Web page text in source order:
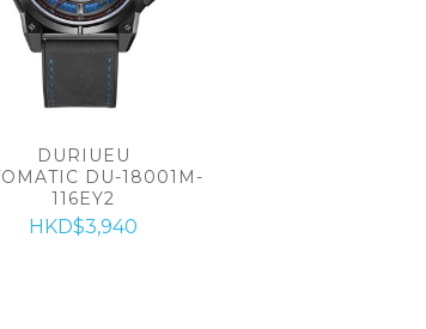
DURIUEU
DU-18001M-
116EY2
HKD$3,940